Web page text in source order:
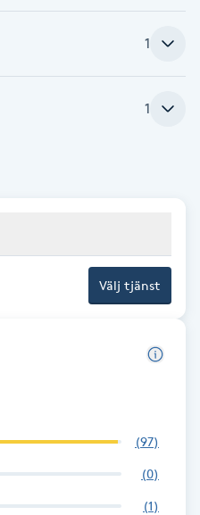
1
1
Välj tjänst
(97)
(0)
(1)